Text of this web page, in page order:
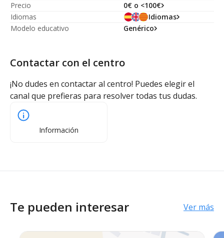
Precio
0€ o <100€
Idiomas
Idiomas
Modelo educativo
Genérico
Contactar con el centro
¡No dudes en contactar al centro! Puedes elegir el
canal que prefieras para resolver todas tus dudas.
Información
Te pueden interesar Ver más